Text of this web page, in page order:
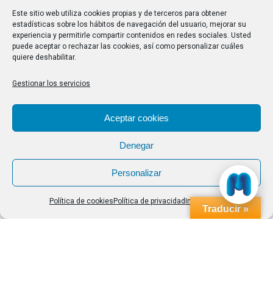
Este sitio web utiliza cookies propias y de terceros para obtener
estadísticas sobre los hábitos de navegación del usuario, mejorar su
experiencia y permitirle compartir contenidos en redes sociales. Usted
puede aceptar o rechazar las cookies, así como personalizar cuáles
quiere deshabilitar.
Gestionar los servicios
Aceptar cookies
Denegar
Personalizar
Política de cookies Política de privacidad Impressum
Año Europeo para el Desarrollo 2015 (EYD 2015) es
una gran oportunidad para tener en cuenta desafíos y
tendencias que son comunes a nivel mundial. El
envejecimiento de la población mundial es una de
estas tendencias importantes.…
Traducir »